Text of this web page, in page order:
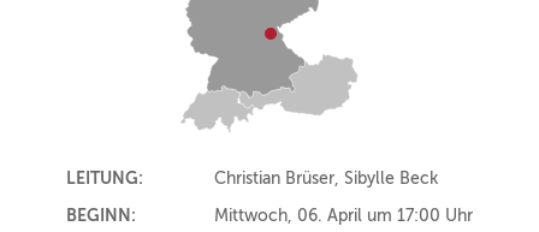
LEITUNG:
Christian Brüser, Sibylle Beck
BEGINN:
Mittwoch, 06. April um 17:00 Uhr